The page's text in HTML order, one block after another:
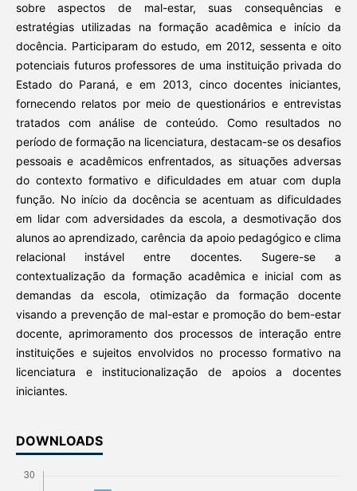
sobre aspectos de mal-estar, suas consequências e
estratégias utilizadas na formação acadêmica e início da
docência. Participaram do estudo, em 2012, sessenta e oito
potenciais futuros professores de uma instituição privada do
Estado do Paraná, e em 2013, cinco docentes iniciantes,
fornecendo relatos por meio de questionários e entrevistas
tratados com análise de conteúdo. Como resultados no
período de formação na licenciatura, destacam-se os desafios
pessoais e acadêmicos enfrentados, as situações adversas
do contexto formativo e dificuldades em atuar com dupla
função. No início da docência se acentuam as dificuldades
em lidar com adversidades da escola, a desmotivação dos
alunos ao aprendizado, carência da apoio pedagógico e clima
relacional instável entre docentes. Sugere-se a
contextualização da formação acadêmica e inicial com as
demandas da escola, otimização da formação docente
visando a prevenção de mal-estar e promoção do bem-estar
docente, aprimoramento dos processos de interação entre
instituições e sujeitos envolvidos no processo formativo na
licenciatura e institucionalização de apoios a docentes
iniciantes.
DOWNLOADS